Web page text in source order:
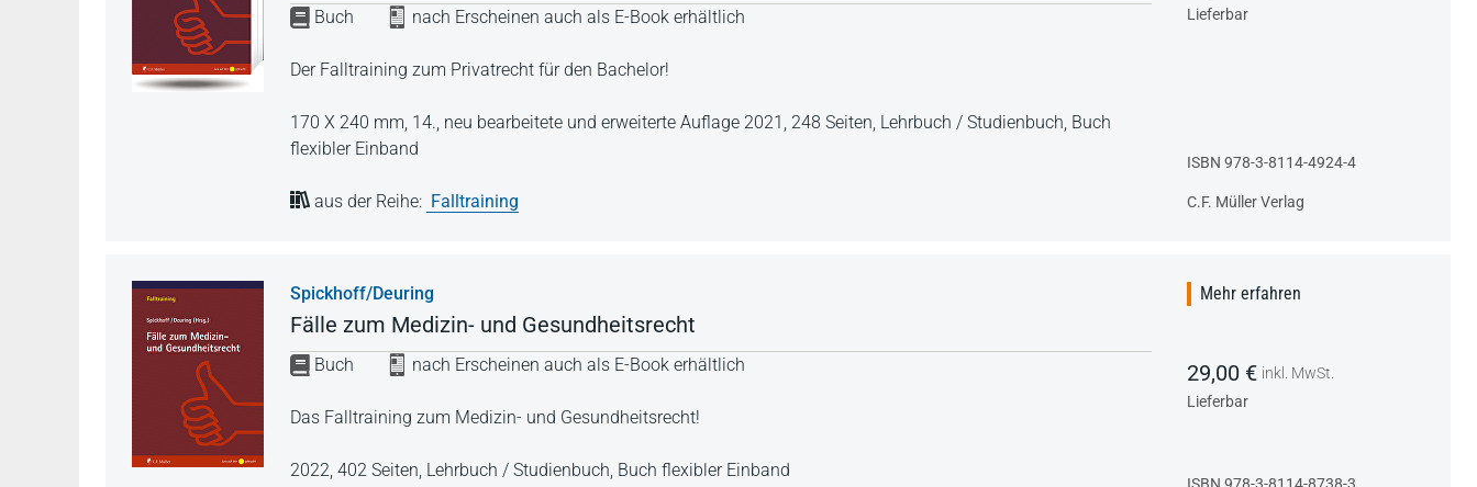
Buch
nach Erscheinen auch als E-Book erhältlich
Der Falltraining zum Privatrecht für den Bachelor!
170 X 240 mm, 14., neu bearbeitete und erweiterte Auflage 2021, 248 Seiten, Lehrbuch / Studienbuch, Buch
flexibler Einband
aus der Reihe: Falltraining
Lieferbar
ISBN 978-3-8114-4924-4
C.F. Müller Verlag
Spickhoff/Deuring
Fälle zum Medizin- und Gesundheitsrecht
Buch nach Erscheinen auch als E-Book erhältlich
Das Falltraining zum Medizin- und Gesundheitsrecht!
2022, 402 Seiten, Lehrbuch / Studienbuch, Buch flexibler Einband
Mehr erfahren
29,00 € inkl. MwSt.
Lieferbar